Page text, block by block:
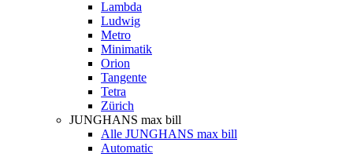
Lambda
Ludwig
Metro
Minimatik
Orion
Tangente
Tetra
Zürich
JUNGHANS max bill
Alle JUNGHANS max bill
Automatic